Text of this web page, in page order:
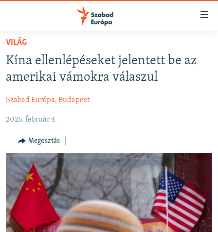
Akadálymentes
Ugrás
fő
oldalra
Ugrás
NAPIRENDEN
AKTUÁLIS
VIDEÓK
ELEMZŐ
NER15
SZABADON
TÁRSADALOM
DEMOKRÁCIA
A PÉNZ NYOMÁBAN
EURÓPAI UNIÓ
VILÁG
Kína ellenlépéseket jelentett be az
amerikai vámokra válaszul
Szabad Európa, Budapest
2025. február 4.
Megosztás